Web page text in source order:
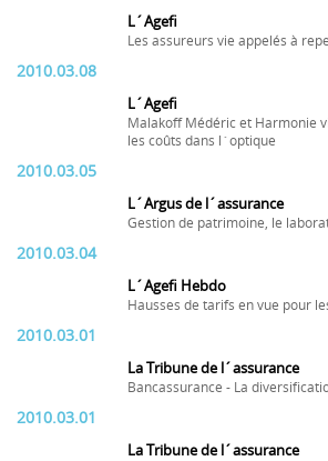
L´Agefi
Les assureurs vie appelés à
2010.03.08
L´Agefi
Malakoff Médéric et Harmonie
les coûts dans l´optique
2010.03.05
L´Argus de l´assurance
Gestion de patrimoine, le
2010.03.04
L´Agefi Hebdo
Hausses de tarifs en vue pour
2010.03.01
La Tribune de l´assurance
Bancassurance - La
2010.03.01
La Tribune de l´assurance